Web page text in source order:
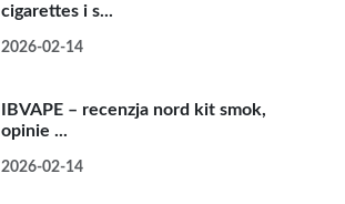
cigarettes i s...
2026-02-14
IBVAPE – recenzja nord kit smok,
opinie ...
2026-02-14